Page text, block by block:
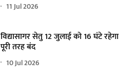
11 Jul 2026
विद्यासागर सेतु 12 जुलाई को 16 घंटे रहेगा
पूरी तरह बंद
10 Jul 2026